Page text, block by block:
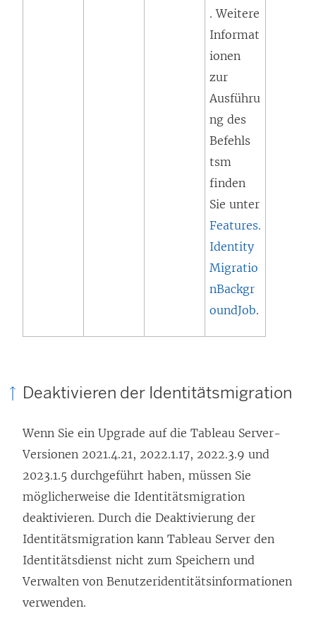
L
i
w
i
r
n
n
e
u
e
m
s
e
r
g
ö
f
f
n
. Weitere
Informat
ionen
zur
Ausführu
ng des
Befehls
tsm
finden
Sie unter
Features.
Identity
Migratio
nBackgr
oundJob.
Deaktivieren der Identitätsmigration
Wenn Sie ein Upgrade auf die Tableau Server-
Versionen 2021.4.21, 2022.1.17, 2022.3.9 und
2023.1.5 durchgeführt haben, müssen Sie
möglicherweise die Identitätsmigration
deaktivieren. Durch die Deaktivierung der
Identitätsmigration kann Tableau Server den
Identitätsdienst nicht zum Speichern und
Verwalten von Benutzeridentitätsinformationen
verwenden.